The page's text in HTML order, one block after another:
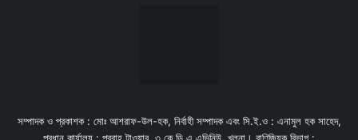
সম্পাদক ও প্রকাশক : মোঃ আশরাফ-উল-হক, নির্বাহী সম্পাদক এবং সি.ই.ও : এনামুল হক সাহেদ,